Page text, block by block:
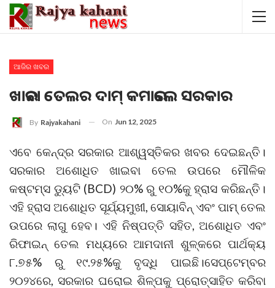
ଆଜିର ଖବର
ଖାଇବା ତେଲର ଦାମ୍ କମାଇଲେ ସରକାର
By Rajyakahani On Jun 12, 2025
ଏବେ କେନ୍ଦ୍ର ସରକାର ଆଶ୍ୱସ୍ତିକର ଖବର ଦେଇଛନ୍ତି।
ସରକାର ଅଶୋଧିତ ଖାଇବା ତେଲ ଉପରେ ମୌଳିକ
କଷ୍ଟମ୍ସ ଡ୍ୟୁଟି (BCD) ୨୦% ରୁ ୧୦%କୁ ହ୍ରାସ କରିଛନ୍ତି।
ଏହି ହ୍ରାସ ଅଶୋଧିତ ସୂର୍ଯ୍ୟମୁଖୀ, ସୋୟାବିନ୍ ଏବଂ ପାମ୍ ତେଲ
ଉପରେ ଲାଗୁ ହେବ। ଏହି ନିଷ୍ପତ୍ତି ସହିତ, ଅଶୋଧିତ ଏବଂ
ରିଫାଇନ୍ ତେଲ ମଧ୍ୟରେ ଆମଦାନୀ ଶୁଳ୍କରେ ପାର୍ଥକ୍ୟ
୮.୭୫% ରୁ ୧୯.୨୫%କୁ ବୃଦ୍ଧି ପାଇଛି।ସେପ୍ଟେମ୍ବର
୨୦୨୪ରେ, ସରକାର ଘରୋଇ ଶିଳ୍ପକୁ ପ୍ରୋତ୍ସାହିତ କରିବା